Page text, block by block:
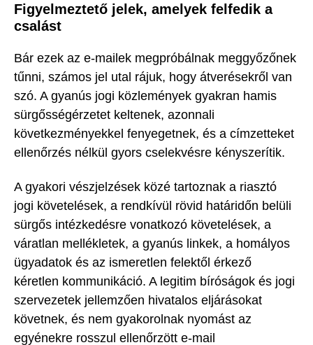
Figyelmeztető jelek, amelyek felfedik a
csalást
Bár ezek az e-mailek megpróbálnak meggyőzőnek
tűnni, számos jel utal rájuk, hogy átverésekről van
szó. A gyanús jogi közlemények gyakran hamis
sürgősségérzetet keltenek, azonnali
következményekkel fenyegetnek, és a címzetteket
ellenőrzés nélkül gyors cselekvésre kényszerítik.
A gyakori vészjelzések közé tartoznak a riasztó
jogi követelések, a rendkívül rövid határidőn belüli
sürgős intézkedésre vonatkozó követelések, a
váratlan mellékletek, a gyanús linkek, a homályos
ügyadatok és az ismeretlen felektől érkező
kéretlen kommunikáció. A legitim bíróságok és jogi
szervezetek jellemzően hivatalos eljárásokat
követnek, és nem gyakorolnak nyomást az
egyénekre rosszul ellenőrzött e-mail